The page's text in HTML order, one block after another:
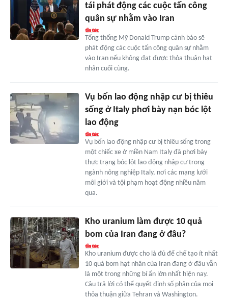
tái phát động các cuộc tấn công
quân sự nhằm vào Iran
Tổng thống Mỹ Donald Trump cảnh báo sẽ
phát động các cuộc tấn công quân sự nhằm
vào Iran nếu không đạt được thỏa thuận hạt
nhân cuối cùng.
Vụ bốn lao động nhập cư bị thiêu
sống ở Italy phơi bày nạn bóc lột
lao động
Vụ bốn lao động nhập cư bị thiêu sống trong
một chiếc xe ở miền Nam Italy đã phơi bày
thực trạng bóc lột lao động nhập cư trong
ngành nông nghiệp Italy, nơi các mạng lưới
môi giới và tội phạm hoạt động nhiều năm
qua.
Kho uranium làm được 10 quả
bom của Iran đang ở đâu?
Kho uranium được cho là đủ để chế tạo ít nhất
10 quả bom hạt nhân của Iran đang ở đâu vẫn
là một trong những bí ẩn lớn nhất hiện nay.
Câu trả lời có thể quyết định số phận của mọi
thỏa thuận giữa Tehran và Washington.